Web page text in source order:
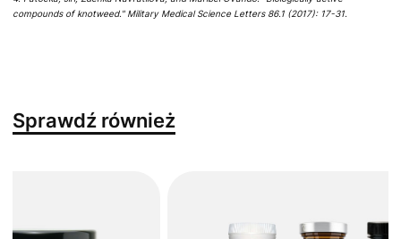
compounds of knotweed." Military Medical Science Letters 86.1 (2017): 17-31.
Sprawdź również